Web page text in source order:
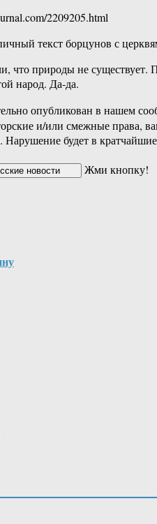
2209205.html
текст борцунов с
что природы не существует.
народ. Да-да.
опубликован в нашем
и/или смежные права,
будет в
Жми кнопку!